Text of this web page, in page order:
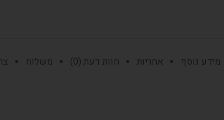
מידע נוסף אחריות חוות דעת (0) משלוח